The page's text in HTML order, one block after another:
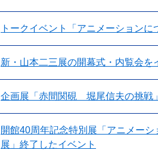
トークイベント「アニメーションに
新・山本二三展の開幕式・内覧会を
企画展「赤間関硯 堀尾信夫の挑戦」
開館40周年記念特別展「アニメー
展」終了したイベント